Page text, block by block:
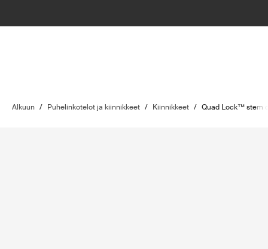
Alkuun / Puhelinkotelot ja kiinnikkeet / Kiinnikkeet / Quad Lock™ stem